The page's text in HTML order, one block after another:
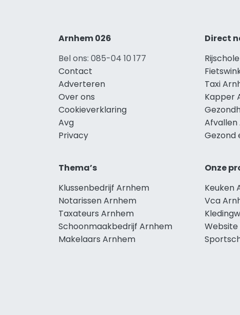
Arnhem 026
Bel ons: 085-04 10 177
Contact
Adverteren
Over ons
Cookieverklaring
Avg
Privacy
Direct
Taxi
Kapper
Gezond
Thema’s
Klussenbedrijf Arnhem
Notarissen Arnhem
Taxateurs Arnhem
Schoonmaakbedrijf Arnhem
Makelaars Arnhem
Onze
Keuken
Vca